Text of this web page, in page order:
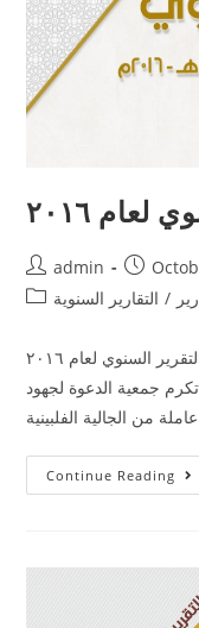
لعام ٢٠١٦
admin
/ التقارير السنوية
التقرير السنوي لعام ٢٠١٦ All أخبارنا لقاء توعوي لموظفيي الجمعية
جمعية الدعوة لجهود
Continue Reading